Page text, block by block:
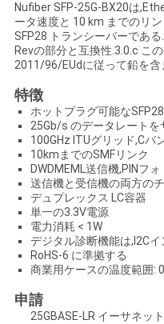
さ
い
ニ
ュ
ー
ス
引
用
Nufiber SFP-25G-BX20は
ータ速度と 10 km までのリ
SFP28 トランシーバーであ
Revの部分と互換性.3.0.c こ
2011/96/EUdに従って鉛を含
特徴
ホットプラグ可能な
25Gb/s のデータレートを
100GHz ITUグリッド,Cバ
10kmまでのSMFリンク
DWDMEML送信機,PINフ
送信機と受信機の両方の
デュプレックス LC容器
単一の3.3V電源
電力消耗 < 1W
デジタル診断機能は,I2C
RoHS-6 に準拠する
商業用ケースの温度範囲:
申請
25GBASE-LR イーサネット